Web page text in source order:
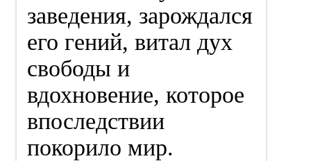
заведения, зарождался
его гений, витал дух
свободы и
вдохновение, которое
впоследствии
покорило мир.